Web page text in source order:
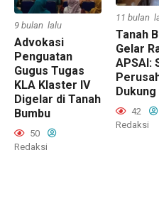
9 bulan lalu
Advokasi
Penguatan
Gugus Tugas
KLA Klaster IV
Digelar di Tanah
Bumbu
50
Redaksi
11 bulan
Tanah
Gelar
APSAI:
Dukung
42
Redaksi